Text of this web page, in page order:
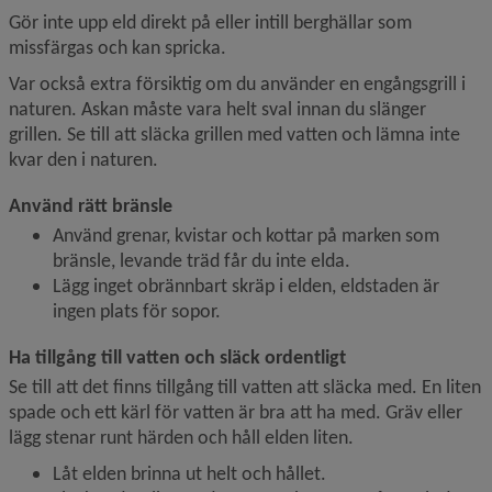
Gör inte upp eld direkt på eller intill berghällar som
missfärgas och kan spricka.
Var också extra försiktig om du använder en engångsgrill i
naturen. Askan måste vara helt sval innan du slänger
grillen. Se till att släcka grillen med vatten och lämna inte
kvar den i naturen.
Använd rätt bränsle
Använd grenar, kvistar och kottar på marken som
bränsle, levande träd får du inte elda.
Lägg inget obrännbart skräp i elden, eldstaden är
ingen plats för sopor.
Ha tillgång till vatten och släck ordentligt
Se till att det finns tillgång till vatten att släcka med. En liten
spade och ett kärl för vatten är bra att ha med. Gräv eller
lägg stenar runt härden och håll elden liten.
Låt elden brinna ut helt och hållet.